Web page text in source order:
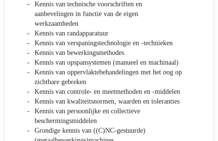
Kennis van technische voorschriften en
aanbevelingen in functie van de eigen
werkzaamheden
Kennis van randapparatuur
Kennis van verspaningstechnologie en -technieken
Kennis van bewerkingsmethodes
Kennis van opspansystemen (manueel en machinaal)
Kennis van oppervlaktebehandelingen met het oog op
zichtbare gebreken
Kennis van controle- en meetmethoden en -middelen
Kennis van kwaliteitsnormen, waarden en toleranties
Kennis van persoonlijke en collectieve
beschermingsmiddelen
Grondige kennis van ((C)NC-gestuurde)